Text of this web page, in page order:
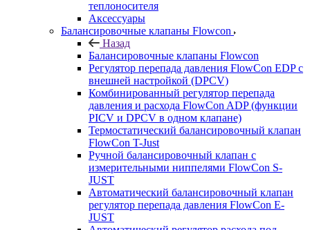
теплоносителя
Аксессуары
Балансировочные клапаны Flowcon
Назад
Балансировочные клапаны Flowcon
Регулятор перепада давления FlowСon EDP с
внешней настройкой (DPCV)
Комбинированный регулятор перепада
давления и расхода FlowСon ADP (функции
PICV и DPCV в одном клапане)
Термостатический балансировочный клапан
FlowСon T-Just
Ручной балансировочный клапан с
измерительными ниппелями FlowСon S-
JUST
Автоматический балансировочный клапан
регулятор перепада давления FlowСon E-
JUST